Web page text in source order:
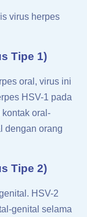
virus herpes
Tipe 1)
oral, virus ini
HSV-1 pada
oral-
dengan orang
Tipe 2)
HSV-2
genital selama